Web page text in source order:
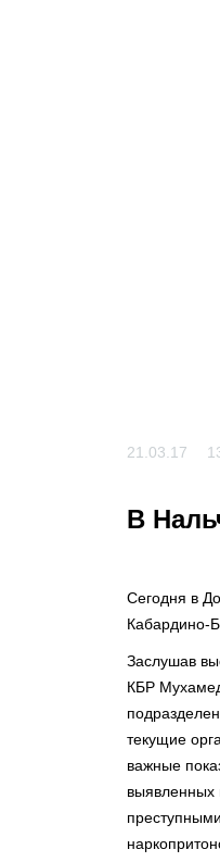
21.03.17
В
Сегодня в
Кабардино-
Заслушав
КБР
текущие
важные
выявленных